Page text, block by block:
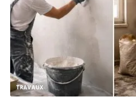
TRAVAUX